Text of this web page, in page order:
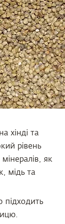
хінді та
рівень
мінералів, як
мідь та
підходить